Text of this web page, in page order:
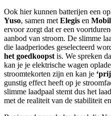
Ook hier kunnen batterijen een
Yuso, samen met Elegis en
ervoor zorgt dat er een
aanbod van stroom. De slimme
die laadperiodes geselecteerd
het goedkoopst is. We spreken
kan je je elektrische wagen
stroomtekorten zijn en kan je
gunstig effect heeft op je
slimme laadpaal stemt dus het
met de realiteit van de stabiliteit